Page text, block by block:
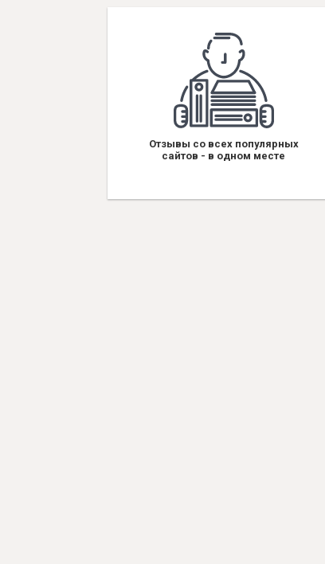
Отзывы со всех популярных
сайтов - в одном месте